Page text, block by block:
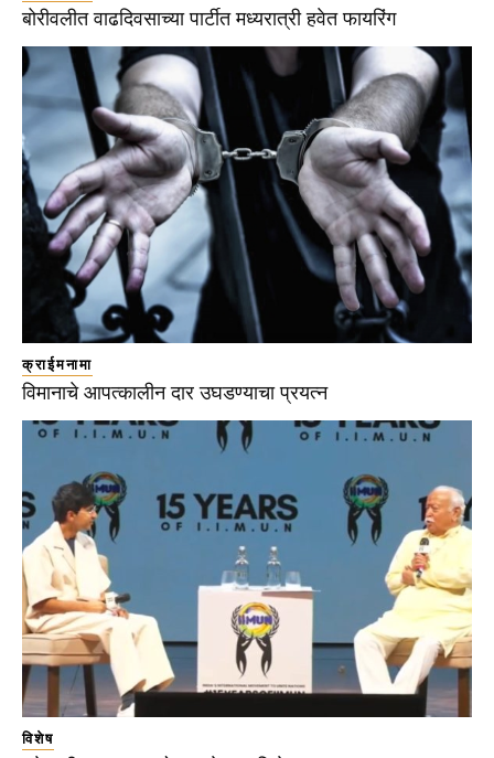
बोरीवलीत वाढदिवसाच्या पार्टीत मध्यरात्री हवेत फायरिंग
क्राईमनामा
विमानाचे आपत्कालीन दार उघडण्याचा प्रयत्न
विशेष